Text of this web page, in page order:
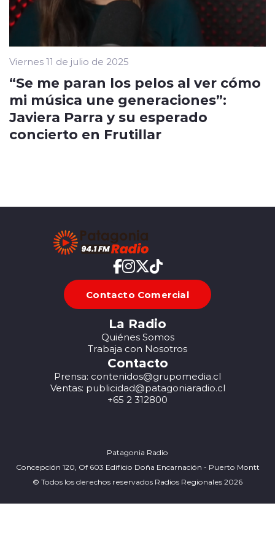
Viernes 11 de julio de 2025
“Se me paran los pelos al ver cómo
mi música une generaciones”:
Javiera Parra y su esperado
concierto en Frutillar
Contacto Comercial
La Radio
Quiénes Somos
Trabaja con Nosotros
Contacto
Prensa: contenidos@grupomedia.cl
Ventas: publicidad@patagoniaradio.cl
+65 2 312800
Patagonia Radio
Concepción 120, Of 603 Edificio Doña Encarnación - Puerto Montt
© Todos los derechos reservados Radios Regionales 2026